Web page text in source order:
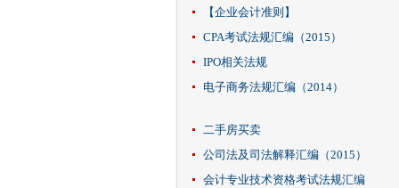
【企业会计准则】
CPA考试法规汇编（2015）
IPO相关法规
电子商务法规汇编（2014）
二手房买卖
公司法及司法解释汇编（2015）
会计专业技术资格考试法规汇编